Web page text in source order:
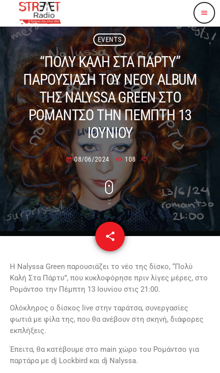
menu
EVENTS
“ΠΟΛΥ ΚΑΛΗ ΣΤΑ ΠΑΡΤΥ”
ΠΑΡΟΥΣΙΑΣΗ ΤΟΥ ΝΕΟΥ ALBUM
ΤΗΣ NALYSSA GREEN ΣΤΟ
ΡΟΜΑΝΤΣΟ ΤΗΝ ΠΕΜΠΤΗ 13
ΙΟΥΝΙΟΥ
today 08/06/2024 108
share
email
Η Nalyssa Green παρουσιάζει το νέο της δίσκο, “Πολύ
Kαλή Στα Πάρτυ”, που κυκλοφόρησε πριν λίγες μέρες, στο
Ρομάντσο την Πέμπτη 13 Ιουνίου στις 21:00.
Ολόκληρος ο δίσκος live στην ταράτσα, συνεργασίες
φωτιά με φίλα της, που θα ανέβουν στη σκηνή, διάφορες
εκπλήξεις.
Έπειτα, θα κατέβουμε στο main χώρο του Ρομάντσο για
παρτάρα με dj Lockbird και dj Nalyssa.